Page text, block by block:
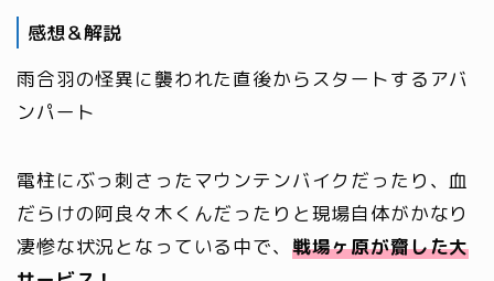
感想＆解説
雨合羽の怪異に襲われた直後からスタートするアバ
ンパート
電柱にぶっ刺さったマウンテンバイクだったり、血
だらけの阿良々木くんだったりと現場自体がかなり
凄惨な状況となっている中で、 戦場ヶ原が齎した大